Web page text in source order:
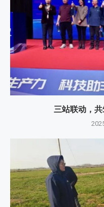
三站联动，